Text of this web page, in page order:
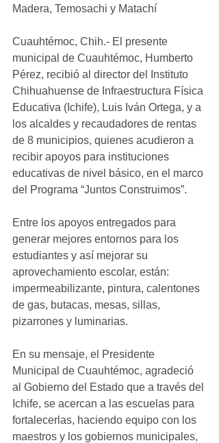
Madera, Temosachi y Matachí
Cuauhtémoc, Chih.- El presente
municipal de Cuauhtémoc, Humberto
Pérez, recibió al director del Instituto
Chihuahuense de Infraestructura Física
Educativa (Ichife), Luis Iván Ortega, y a
los alcaldes y recaudadores de rentas
de 8 municipios, quienes acudieron a
recibir apoyos para instituciones
educativas de nivel básico, en el marco
del Programa “Juntos Construimos”.
Entre los apoyos entregados para
generar mejores entornos para los
estudiantes y así mejorar su
aprovechamiento escolar, están:
impermeabilizante, pintura, calentones
de gas, butacas, mesas, sillas,
pizarrones y luminarias.
En su mensaje, el Presidente
Municipal de Cuauhtémoc, agradeció
al Gobierno del Estado que a través del
Ichife, se acercan a las escuelas para
fortalecerlas, haciendo equipo con los
maestros y los gobiernos municipales,